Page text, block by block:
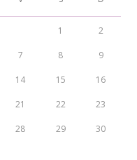
1 2
7 8 9
14 15 16
21 22 23
28 29 30